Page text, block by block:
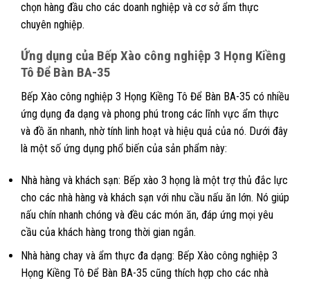
chọn hàng đầu cho các doanh nghiệp và cơ sở ẩm thực
chuyên nghiệp.
Ứng dụng của Bếp Xào công nghiệp 3 Họng Kiềng
Tô Để Bàn BA-35
Bếp Xào công nghiệp 3 Họng Kiềng Tô Để Bàn BA-35 có nhiều
ứng dụng đa dạng và phong phú trong các lĩnh vực ẩm thực
và đồ ăn nhanh, nhờ tính linh hoạt và hiệu quả của nó. Dưới đây
là một số ứng dụng phổ biến của sản phẩm này:
Nhà hàng và khách sạn: Bếp xào 3 họng là một trợ thủ đắc lực
cho các nhà hàng và khách sạn với nhu cầu nấu ăn lớn. Nó giúp
nấu chín nhanh chóng và đều các món ăn, đáp ứng mọi yêu
cầu của khách hàng trong thời gian ngắn.
Nhà hàng chay và ẩm thực đa dạng: Bếp Xào công nghiệp 3
Họng Kiềng Tô Để Bàn BA-35 cũng thích hợp cho các nhà